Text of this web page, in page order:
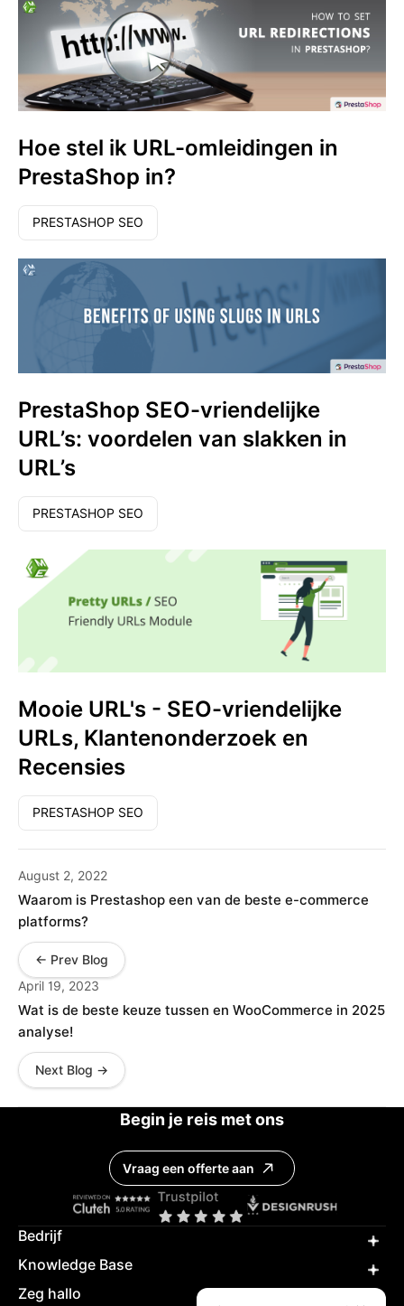
Hoe stel ik URL-omleidingen in
PrestaShop in?
PRESTASHOP SEO
PrestaShop SEO-vriendelijke
URL’s: voordelen van slakken in
URL’s
PRESTASHOP SEO
Mooie URL's - SEO-vriendelijke
URLs, Klantenonderzoek en
Recensies
PRESTASHOP SEO
August 2, 2022
Waarom is Prestashop een van de beste e-commerce
platforms?
← Prev Blog
April 19, 2023
Wat is de beste keuze tussen en WooCommerce in 2025
analyse!
Next Blog →
Begin je reis met ons
Vraag een offerte aan
Bedrijf
Knowledge Base
Zeg hallo